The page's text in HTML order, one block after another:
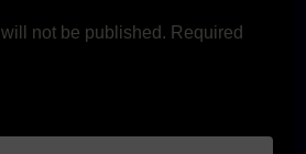
not be published. Required